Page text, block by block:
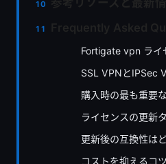
Fortigate vpn ライ
SSL VPNとIPSec
購入時の最も重要
ライセンスの更新
更新後の互換性は
コストを抑えるコ